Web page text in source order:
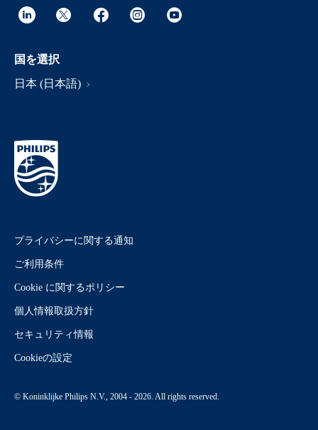
国を選択
日本 (日本語)
プライバシーに関する通知
ご利用条件
Cookie に関するポリシー
個人情報取扱方針
セキュリティ情報
Cookieの設定
© Koninklijke Philips N.V., 2004 - 2026. All rights reserved.